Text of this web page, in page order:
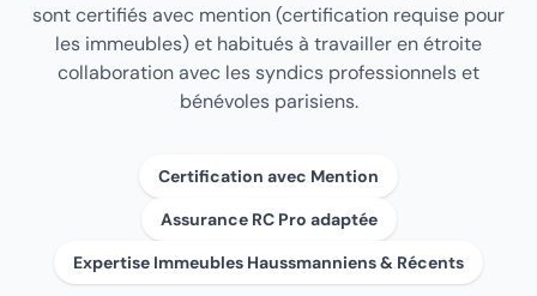
sont certifiés avec mention (certification requise pour
les immeubles) et habitués à travailler en étroite
collaboration avec les syndics professionnels et
bénévoles parisiens.
Certification avec Mention
Assurance RC Pro adaptée
Expertise Immeubles Haussmanniens & Récents